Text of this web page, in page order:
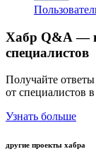
Хабр Q&A —
специалистов
Получайте
от специалистов
Узнать больше
другие проекты хабра